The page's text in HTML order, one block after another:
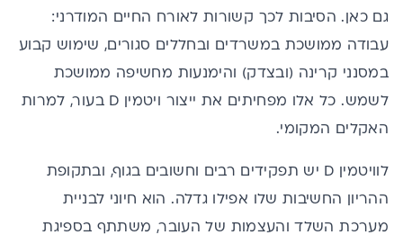
גם כאן. הסיבות לכך קשורות לאורח החיים המודרני:
עבודה ממושכת במשרדים ובחללים סגורים, שימוש קבוע
במסנני קרינה (ובצדק) והימנעות מחשיפה ממושכת
לשמש. כל אלו מפחיתים את ייצור ויטמין D בעור, למרות
האקלים המקומי.
לוויטמין D יש תפקידים רבים וחשובים בגוף, ובתקופת
ההריון החשיבות שלו אפילו גדלה. הוא חיוני לבניית
מערכת השלד והעצמות של העובר, משתתף בספיגת